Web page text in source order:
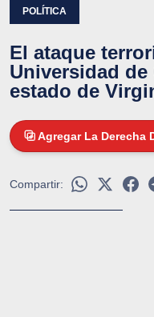
POLÍTICA
El ataque
Universidad
estado de
Agregar La Derecha
Compartir: